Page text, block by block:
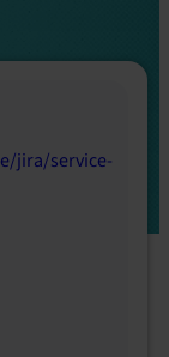
jira/service-